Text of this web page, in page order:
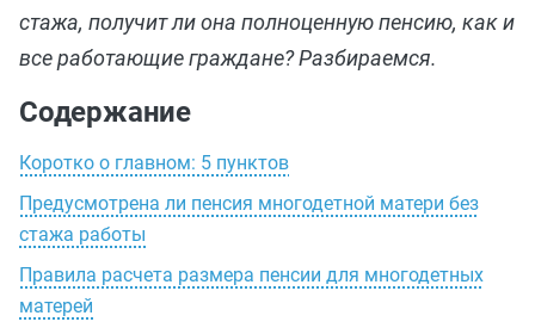
стажа, получит ли она полноценную пенсию, как и
все работающие граждане? Разбираемся.
Содержание
Коротко о главном: 5 пунктов
Предусмотрена ли пенсия многодетной матери без
стажа работы
Правила расчета размера пенсии для многодетных
матерей